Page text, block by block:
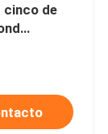
cinco de
Suits